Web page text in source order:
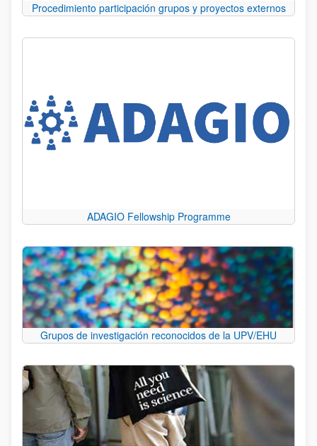
Procedimiento participación grupos y proyectos externos
ADAGIO Fellowship Programme
Grupos de investigación reconocidos de la UPV/EHU